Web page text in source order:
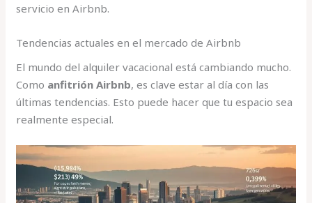
servicio en Airbnb.
Tendencias actuales en el mercado de Airbnb
El mundo del alquiler vacacional está cambiando mucho.
Como anfitrión Airbnb, es clave estar al día con las
últimas tendencias. Esto puede hacer que tu espacio sea
realmente especial.